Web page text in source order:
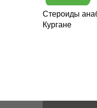
Стероиды
Кургане